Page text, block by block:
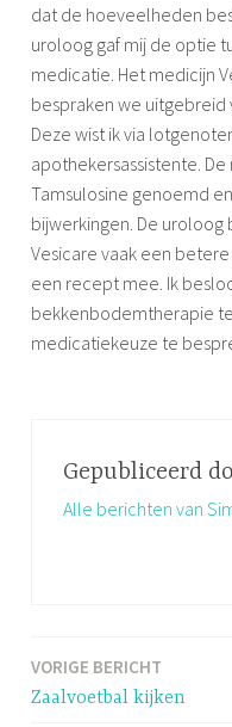
dat de hoeveelheden
uroloog gaf mij de optie
medicatie. Het medicijn
bespraken we uitgebreid
Deze wist ik via
apothekersassistente.
Tamsulosine genoemd
bijwerkingen. De
Vesicare vaak een
een recept mee. Ik
bekkenbodemtherapie
medicatiekeuze te
Gepubliceerd
Alle berichten van
Bericht
VORIGE BERICHT
Zaalvoetbal kijken